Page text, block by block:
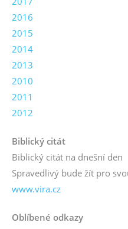
2016
2015
2014
2013
2010
2011
2012
Biblický citát
Biblický citát na dnešní den
Spravedlivý bude žít pro
www.vira.cz
Oblíbené odkazy